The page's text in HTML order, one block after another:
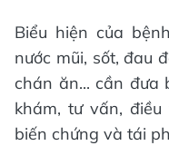
Biểu hiện của
nước mũi, sốt, đau
chán ăn... cần đưa
khám, tư vấn,
biến chứng và tái